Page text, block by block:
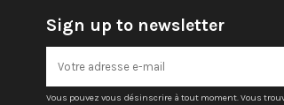
Sign up to newsletter
Vous pouvez vous désinscrire à tout moment. Vous